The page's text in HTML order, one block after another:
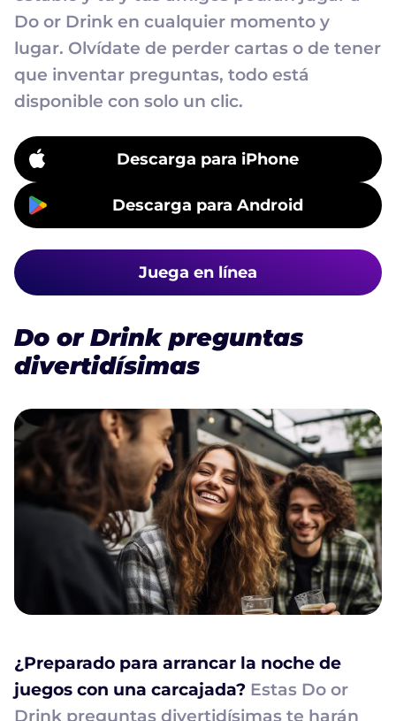
Do or Drink en cualquier momento y
lugar. Olvídate de perder cartas o de tener
que inventar preguntas, todo está
disponible con solo un clic.
Descarga para iPhone
Descarga para Android
Juega en línea
Do or Drink preguntas
divertidísimas
¿Preparado para arrancar la noche de
juegos con una carcajada? Estas Do or
Drink preguntas divertidísimas te harán